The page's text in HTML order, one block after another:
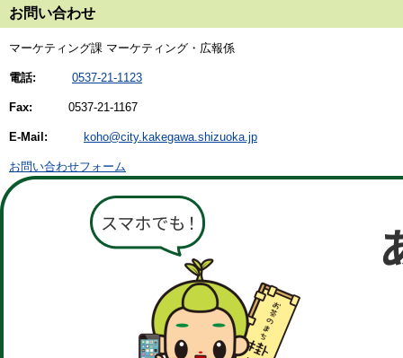
お問い合わせ
マーケティング課 マーケティング・広報係
電話: 0537-21-1123
Fax: 0537-21-1167
E-Mail: koho@city.kakegawa.shizuoka.jp
お問い合わせフォーム